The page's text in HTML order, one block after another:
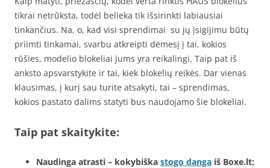
tikrai netrūksta, todėl belieka tik išsirinkti labiausiai
tinkančius. Na, o, kad visi sprendimai su jų įsigijimu būtų
priimti tinkamai, svarbu atkreipti dėmesį į tai, kokios
rūšies, modelio blokeliai jums yra reikalingi. Taip pat iš
anksto apsvarstykite ir tai, kiek blokelių reikės. Dar vienas
klausimas, į kurį sau turite atsakyti, tai – sprendimas,
kokios pastato dalims statyti bus naudojamo šie blokeliai.
Taip pat skaitykite:
Naudinga atrasti – kokybiška stogo danga iš Boxe.lt;